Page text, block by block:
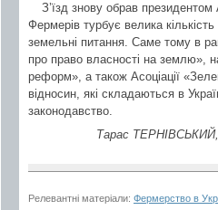
З’їзд знову обрав
Фермерів турбує велика
земельні питання. Саме тому в
про право власності на землю»,
реформ», а також Асоціації
відносин, які складаються в
законодавство.
Тарас ТЕРНІВСЬКИЙ,
Релевантні матеріали: Фермерство в